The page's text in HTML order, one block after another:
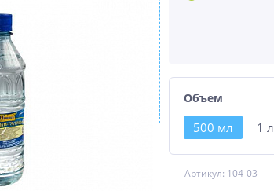
Объем
500 мл 1 л
Артикул: 104-03